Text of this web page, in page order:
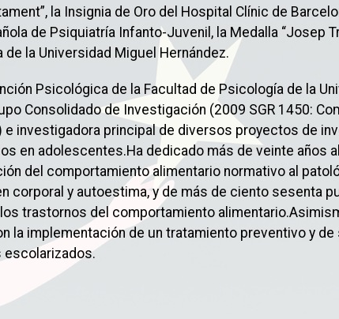
la Insignia de Oro del Hospital Clínic de
de Psiquiatría Infanto-Juvenil, la Medalla “Josep
de la Universidad Miguel Hernández.
Psicológica de la Facultad de Psicología de la
Consolidado de Investigación (2009 SGR 1450:
e investigadora principal de diversos proyectos de
en adolescentes.Ha dedicado más de veinte años
del comportamiento alimentario normativo al
corporal y autoestima, y de más de ciento sesenta
trastornos del comportamiento
la implementación de un tratamiento preventivo y
escolarizados.